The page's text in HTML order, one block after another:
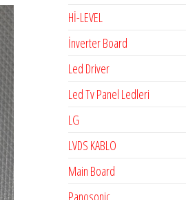
Hİ-LEVEL
İnverter Board
Led Driver
Led Tv Panel Ledleri
LG
LVDS KABLO
Main Board
Panosonic